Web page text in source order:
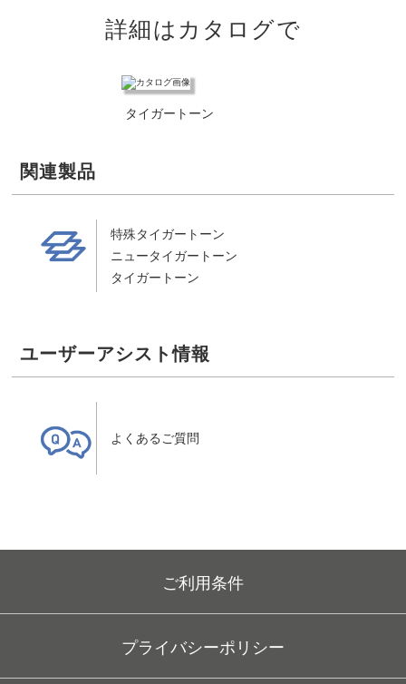
詳細はカタログで
タイガートーン
関連製品
特殊タイガートーン
ニュータイガートーン
タイガートーン
ユーザーアシスト情報
よくあるご質問
ご利用条件
プライバシーポリシー